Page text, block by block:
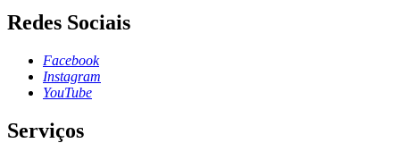
Redes Sociais
Facebook
Instagram
YouTube
Serviços